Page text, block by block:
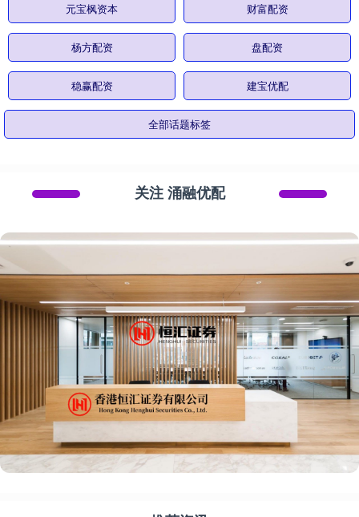
元宝枫资本 财富配资
杨方配资 盘配资
稳赢配资 建宝优配
全部话题标签
关注 涌融优配